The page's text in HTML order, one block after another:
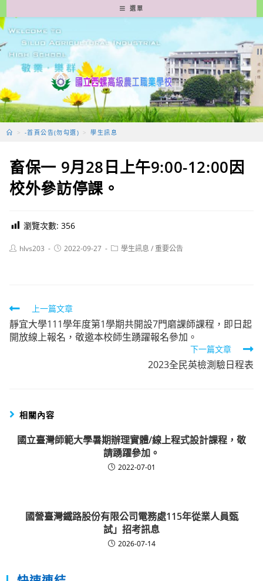
轉
至
要
容
選單
> -首頁公告(勿勾選) > 學生訊息
畜保一 9月28日上午9:00-12:00因
校外參訪停課。
瀏覽次數: 356
Posthlvs203
Post2022-09-27
Post學生訊息 /重要公告
Read
more
articles
上一篇文章
靜宜大學111學年度第1學期共開設7門磨課師課程，即日起
開放線上報名，敬邀本校師生踴躍報名參加。
下一篇文章
2023全民英檢測驗日程表
相關內容
國立臺灣師範大學暑期辦理實體/線上程式設計課程，敬
請踴躍參加。
2022-07-01
國營臺灣鐵路股份有限公司電務處115年從業人員甄
試」招考訊息
2026-07-14